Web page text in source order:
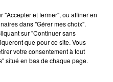
» INVESTIT
"Accepter et fermer", ou affiner en
dans "Gérer mes choix".
sur "Continuer sans
que pour ce site. Vous
votre consentement à tout
situé en bas de chaque page.